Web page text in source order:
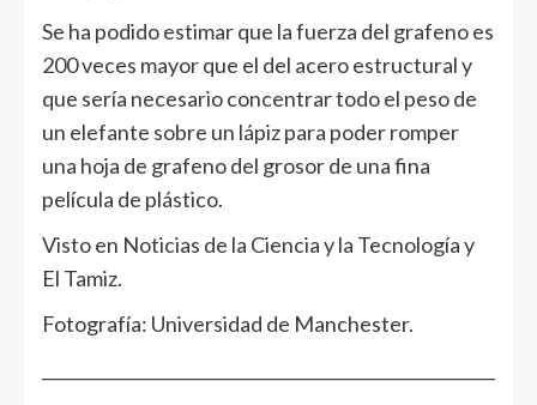
Se ha podido estimar que la fuerza del grafeno es
200 veces mayor que el del acero estructural y
que sería necesario concentrar todo el peso de
un elefante sobre un lápiz para poder romper
una hoja de grafeno del grosor de una fina
película de plástico.
Visto en Noticias de la Ciencia y la Tecnología y
El Tamiz.
Fotografía: Universidad de Manchester.